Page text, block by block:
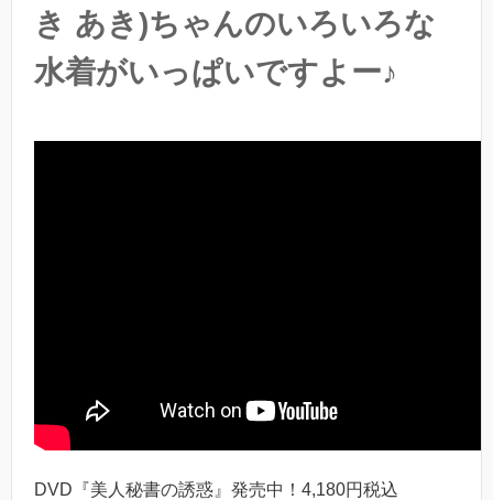
き あき)ちゃんのいろいろな
水着がいっぱいですよー♪
DVD『美人秘書の誘惑』発売中！4,180円税込